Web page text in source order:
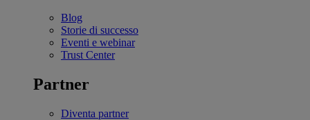
Blog
Storie di successo
Eventi e webinar
Trust Center
Partner
Diventa partner